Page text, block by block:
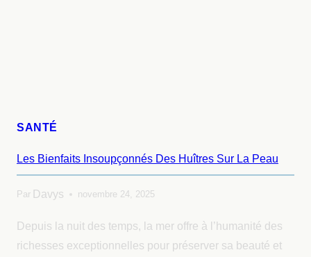
SANTÉ
Les Bienfaits Insoupçonnés Des Huîtres Sur La Peau
Par Davys novembre 24, 2025
Depuis la nuit des temps, la mer offre à l’humanité des
richesses exceptionnelles pour préserver sa beauté et